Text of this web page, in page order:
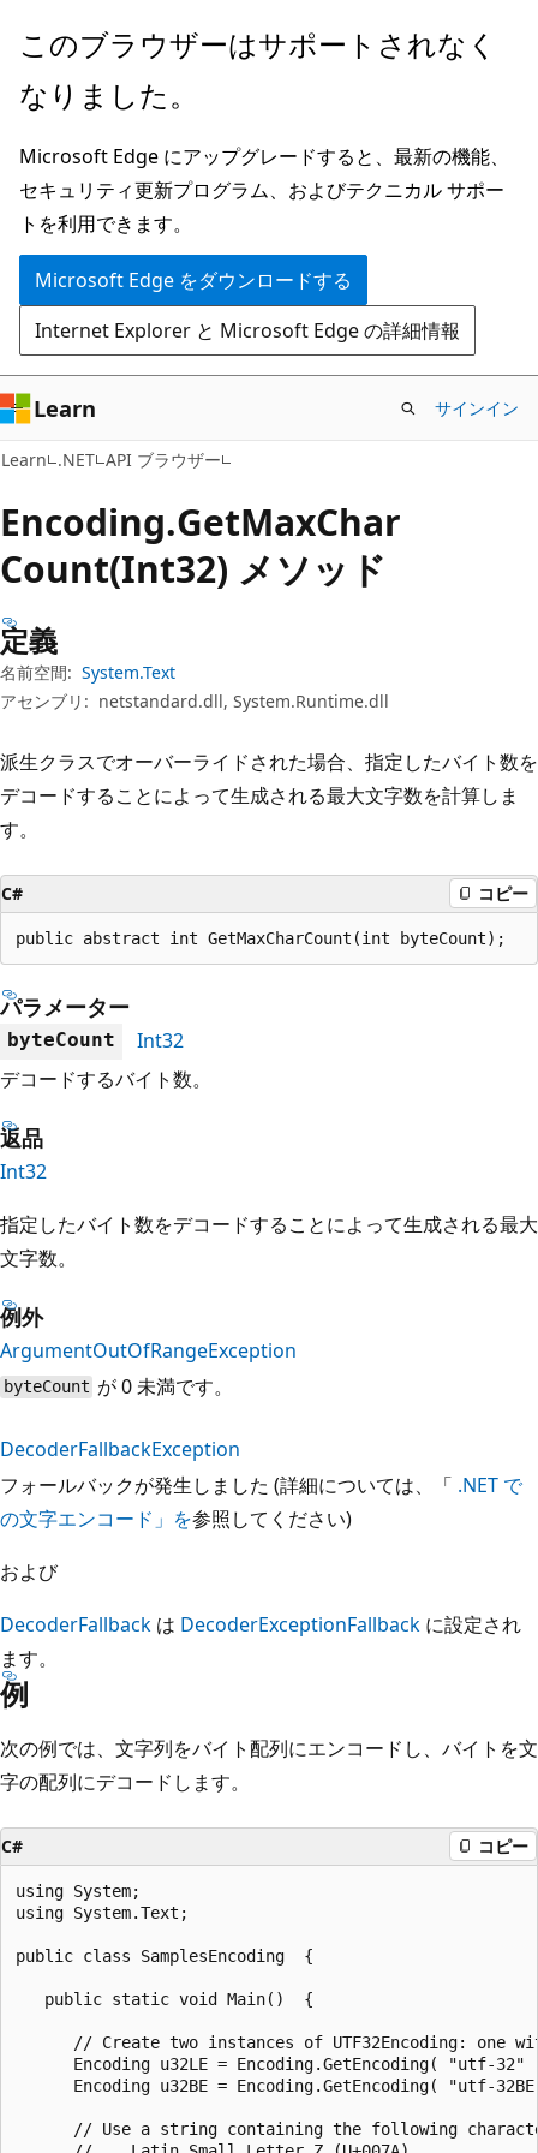
メ
ン
ン
テ
ン
ツ
に
ス
キ
ッ
プ
ペ
ジ
ナ
ビ
ゲ
ー
シ
ョ
ン
に
ス
キ
プ
このブラウザーはサポートされなく
なりました。
Microsoft Edge にアップグレードすると、最新の機能、
セキュリティ更新プログラム、およびテクニカル サポー
トを利用できます。
Microsoft Edge をダウンロードする
Internet Explorer と Microsoft Edge の詳細情報
Learn サインイン
Learn .NET API ブラウザー
Encoding.GetMaxChar
Count(Int32) メソッド
定義
名前空間: System.Text
アセンブリ: netstandard.dll, System.Runtime.dll
派生クラスでオーバーライドされた場合、指定したバイト数を
デコードすることによって生成される最大文字数を計算しま
す。
C# コピー
public abstract int GetMaxCharCount(int byteCount);
パラメーター
byteCount
Int32
デコードするバイト数。
返品
Int32
指定したバイト数をデコードすることによって生成される最大
文字数。
例外
ArgumentOutOfRangeException
byteCount が 0 未満です。
DecoderFallbackException
フォールバックが発生しました (詳細については、「 .NET で
の文字エンコード」を参照してください)
および
DecoderFallback は DecoderExceptionFallback に設定され
ます。
例
次の例では、文字列をバイト配列にエンコードし、バイトを文
字の配列にデコードします。
C# コピー
using System;
using System.Text;
public class SamplesEncoding  {
   public static void Main()  {
// Create two instances of UTF32Encoding: one
Encoding u32LE = Encoding.GetEncoding( "utf-32"
Encoding u32BE = Encoding.GetEncoding( "utf-
// Use a string containing the following